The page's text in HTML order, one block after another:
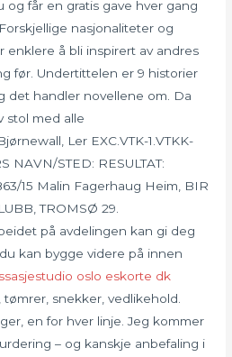
får en gratis gave hver gang
nasjonaliteter og
enklere å bli inspirert av andres
før. Undertittelen er 9 historier
det handler novellene om. Da
stol med alle
Ler EXC.VTK-1.VTKK-
NAVN/STED: RESULTAT:
15 Malin Fagerhaug Heim, BIR
TROMSØ 29.
på avdelingen kan gi deg
kan bygge videre på innen
oslo eskorte dk
snekker, vedlikehold.
en for hver linje. Jeg kommer
– og kanskje anbefaling i